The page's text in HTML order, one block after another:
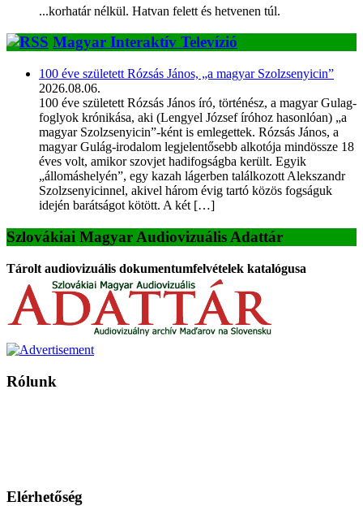
...korhatár nélkül. Hatvan felett és hetvenen túl.
Magyar Interaktív Televízió
100 éve született Rózsás János, „a magyar Szolzsenyicin”
2026.08.06.
100 éve született Rózsás János író, történész, a magyar Gulag-
foglyok krónikása, aki (Lengyel József íróhoz hasonlóan) „a
magyar Szolzsenyicin”-ként is emlegettek. Rózsás János, a
magyar Gulág-irodalom legjelentősebb alkotója mindössze 18
éves volt, amikor szovjet hadifogságba került. Egyik
„állomáshelyén”, egy kazah lágerben találkozott Alekszandr
Szolzsenyicinnel, akivel három évig tartó közös fogságuk
idején barátságot kötött. A két […]
Szlovákiai Magyar Audiovizuális Adattár
Tárolt audiovizuális dokumentumfelvételek katalógusa
Rólunk
Elérhetőség